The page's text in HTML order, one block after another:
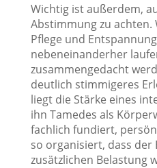
Wichtig ist außerdem,
Abstimmung zu achten.
Pflege und
nebeneinanderher
zusammengedacht
deutlich stimmigeres
liegt die Stärke eines
ihn Tamedes als
fachlich fundiert,
so organisiert, dass der
zusätzlichen Belastung